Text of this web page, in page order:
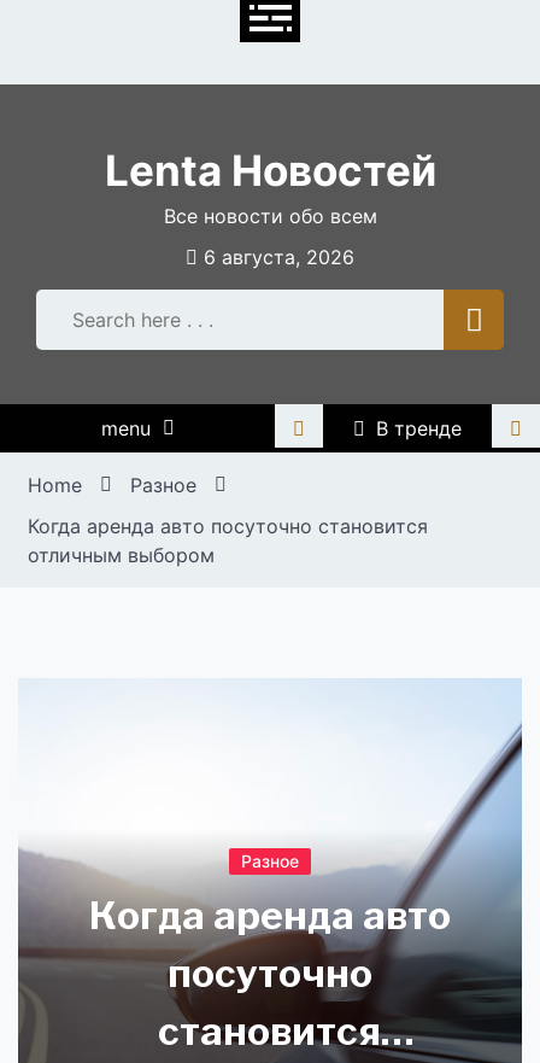
Lenta Новостей
Все новости обо всем
6 августа, 2026
menu В тренде
Home
Разное
Когда аренда авто посуточно становится
отличным выбором
Разное
Когда аренда авто
посуточно
становится